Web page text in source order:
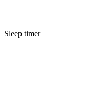
Sleep timer